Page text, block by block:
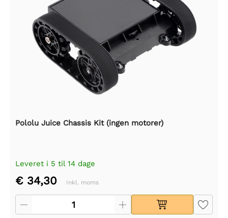
Pololu Juice Chassis Kit (ingen motorer)
Leveret i 5 til 14 dage
€ 34,30 Inkl. moms